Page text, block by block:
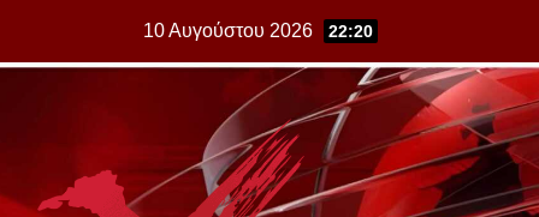
10 Αυγούστου 2026 22:20